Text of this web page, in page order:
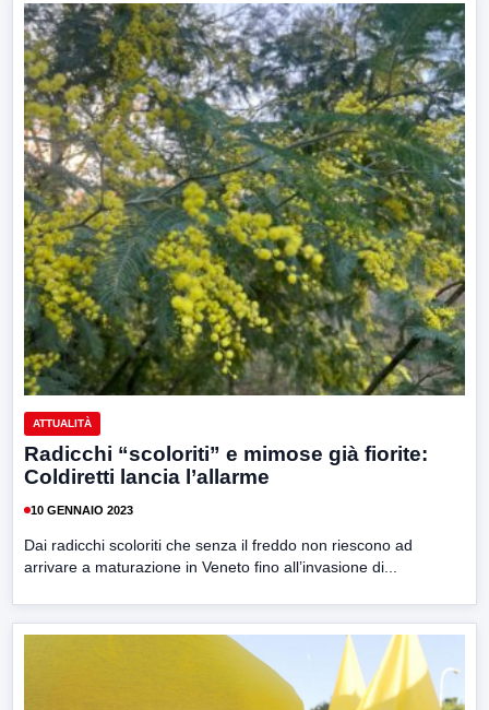
ATTUALITÀ
Radicchi “scoloriti” e mimose già fiorite:
Coldiretti lancia l’allarme
10 GENNAIO 2023
Dai radicchi scoloriti che senza il freddo non riescono ad
arrivare a maturazione in Veneto fino all’invasione di...